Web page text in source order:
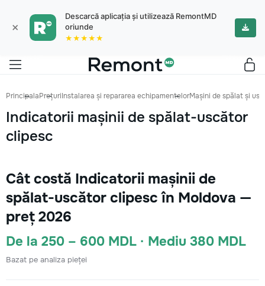
×
Descarcă aplicația și utilizează RemontMD
oriunde
★★★★★
PrincipalaPrețuriInstalarea și repararea echipamentelorMașini de spălat și
Indicatorii mașinii de spălat-uscător
clipesc
Cât costă Indicatorii mașinii de
spălat-uscător clipesc în Moldova —
preț 2026
De la 250 – 600 MDL · Mediu 380 MDL
Bazat pe analiza pieței